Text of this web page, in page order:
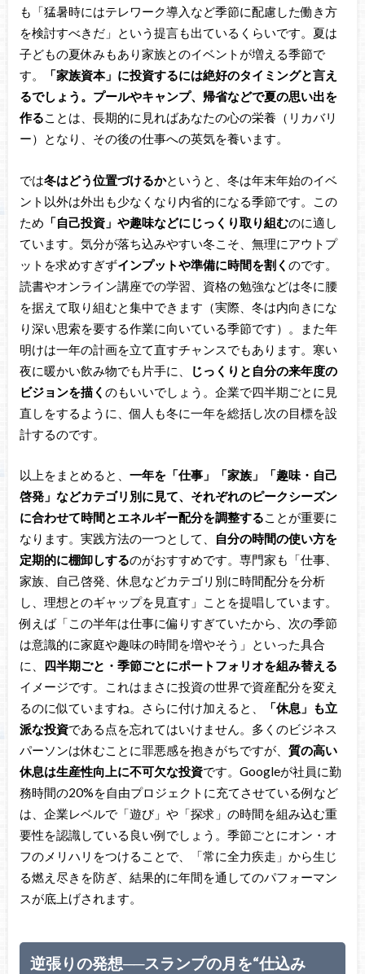
も「猛暑時にはテレワーク導入など季節に配慮した働き方
を検討すべきだ」という提言も出ているくらいです。夏は
子どもの夏休みもあり家族とのイベントが増える季節で
す。
「家族資本」に投資するには絶好のタイミングと言え
るでしょう。プールやキャンプ、帰省などで夏の思い出を
作ることは、長期的に見ればあなたの心の栄養（リカバリ
ー）となり、その後の仕事への英気を養います。
では冬はどう位置づけるかというと、冬は年末年始のイベ
ント以外は外出も少なくなり内省的になる季節です。この
ため 「自己投資」や趣味などにじっくり取り組むのに適し
ています。気分が落ち込みやすい冬こそ、無理にアウトプ
ットを求めすぎずインプットや準備に時間を割く のです。
読書やオンライン講座での学習、資格の勉強などは冬に腰
を据えて取り組むと集中できます（実際、冬は内向きにな
り深い思索を要する作業に向いている季節です）。また年
明けは一年の計画を立て直すチャンスでもあります。寒い
夜に暖かい飲み物でも片手に、
じっくりと自分の来年度の
ビジョンを描く のもいいでしょう。企業で四半期ごとに見
直しをするように、個人も冬に一年を総括し次の目標を設
計するのです。
以上をまとめると、 一年を「仕事」「家族」「趣味・自己
啓発」などカテゴリ別に見て、それぞれのピークシーズン
に合わせて時間とエネルギー配分を調整することが重要に
なります。実践方法の一つとして、
自分の時間の使い方を
定期的に棚卸しするのがおすすめです。専門家も「仕事、
家族、自己啓発、休息などカテゴリ別に時間配分を分析
し、理想とのギャップを見直す」ことを提唱しています。
例えば「この半年は仕事に偏りすぎていたから、次の季節
は意識的に家庭や趣味の時間を増やそう」といった具合
に、
四半期ごと・季節ごとにポートフォリオを組み替える
イメージです。これはまさに投資の世界で資産配分を変え
るのに似ていますね。さらに付け加えると、
「休息」も立
派な投資である点を忘れてはいけません。多くのビジネス
パーソンは休むことに罪悪感を抱きがちですが、 質の高い
休息は生産性向上に不可欠な投資です。Googleが社員に勤
務時間の20%を自由プロジェクトに充てさせている例など
は、企業レベルで「遊び」や「探求」の時間を組み込む重
要性を認識している良い例でしょう。季節ごとにオン・オ
フのメリハリをつけることで、「常に全力疾走」から生じ
る燃え尽きを防ぎ、結果的に年間を通してのパフォーマン
スが底上げされます。
逆張りの発想──スランプの月を“仕込み